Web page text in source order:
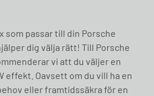
som passar till din Porsche
dig välja rätt! Till Porsche
vi att du väljer en
effekt. Oavsett om du vill ha en
eller framtidssäkra för en